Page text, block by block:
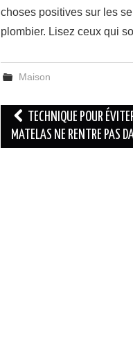
choses positives sur les
plombier. Lisez ceux qui
Maison
Navigation
des
TECHNIQUE POUR
MATELAS NE RENTRE PAS